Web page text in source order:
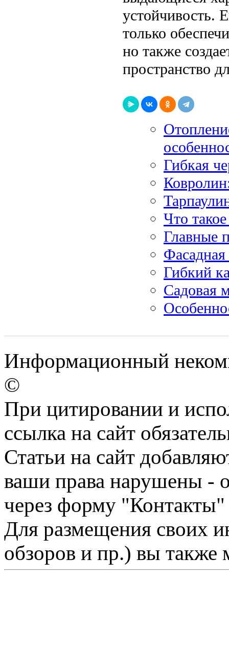
устойчивость.
только
но также
пространство
Гибкая
Что
Главные
Гибкий
Садовая
Информационный
©
При цитировании и
ссылка на сайт
Статьи на сайт
ваши права нарушены -
через форму "Контакты"
Для размещения своих
обзоров и пр.) вы также